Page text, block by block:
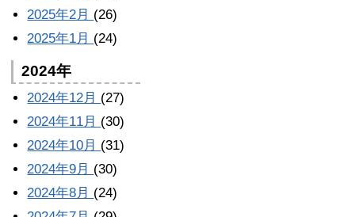
2025年2月 (26)
2025年1月 (24)
2024年
2024年12月 (27)
2024年11月 (30)
2024年10月 (31)
2024年9月 (30)
2024年8月 (24)